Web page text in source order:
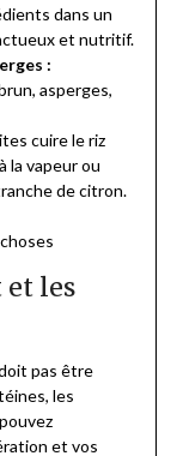
dans un
et nutritif.
:
asperges,
cuire le riz
la vapeur ou
de citron.
les
pas être
les
et vos